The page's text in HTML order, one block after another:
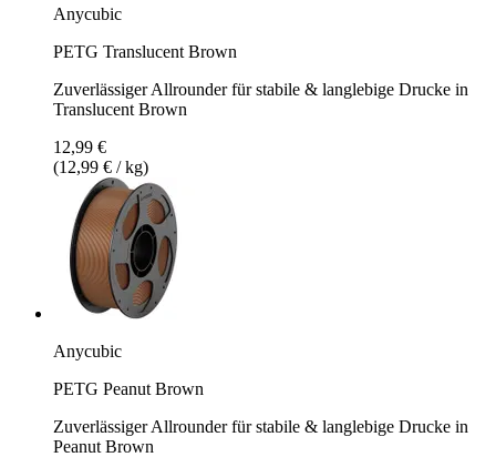
Anycubic
PETG Translucent Brown
Zuverlässiger Allrounder für stabile & langlebige Drucke in
Translucent Brown
12,99 €
(12,99 € / kg)
Anycubic
PETG Peanut Brown
Zuverlässiger Allrounder für stabile & langlebige Drucke in
Peanut Brown